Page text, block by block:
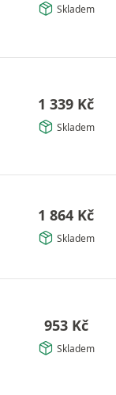
Skladem
1 339 Kč
Skladem
1 864 Kč
Skladem
953 Kč
Skladem